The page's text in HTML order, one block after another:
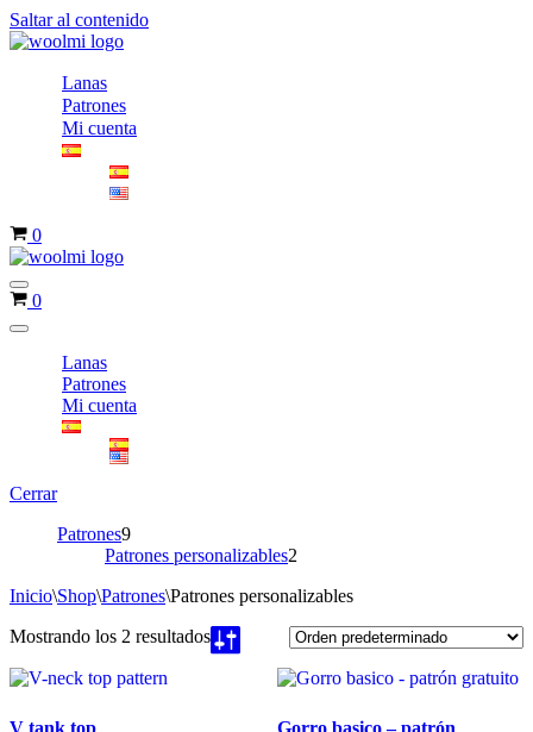
Saltar al contenido
Lanas
Patrones
Mi cuenta
Carrito
0
Menú
de
navegación
Carrito
0
Menú
navegación
Lanas
Patrones
Mi cuenta
Cerrar
Patrones99
productos
Patrones personalizables2
Inicio\Shop\Patrones\Patrones personalizables
Mostrando los 2 resultados
V tank top
Gorro basico – patrón